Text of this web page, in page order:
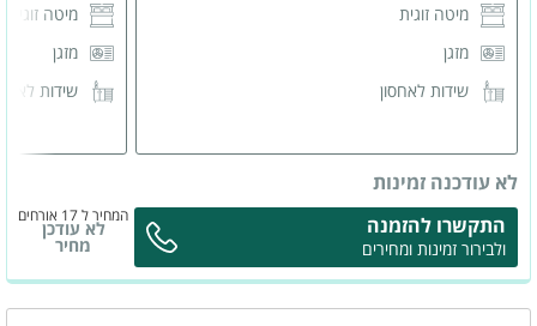
מיטה זוגית
מזגן
שידות לאחסון
מיטה זוגית
מזגן
שידות
המחיר ל 17 אורחים
לא עודכנה זמינות
לא עודכן
מחיר
התקשרו להזמנה
ולבירור זמינות ומחירים